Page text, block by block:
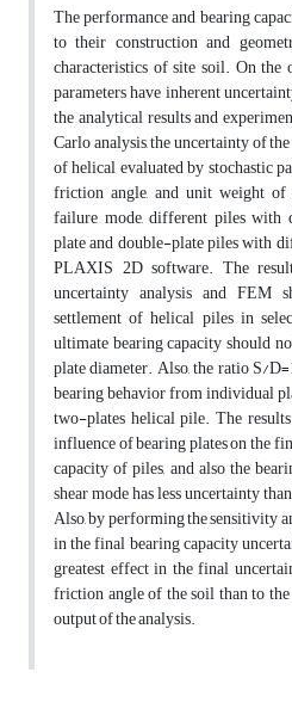
The performance and bearing
to their construction and
characteristics of site soil. On the
parameters have inherent
the analytical results and
Carlo analysis, the uncertainty of
of helical evaluated by stochastic
friction angle, and unit weight
failure mode, different piles with
plate and double-plate piles with
PLAXIS 2D software. The
uncertainty analysis and FEM
settlement of helical piles in
ultimate bearing capacity should
plate diameter. Also, the ratio S/
bearing behavior from individual
two-plates helical pile. The
influence of bearing plates on the
capacity of piles, and also the
shear mode has less uncertainty
Also, by performing the sensitivity
in the final bearing capacity
greatest effect in the final
friction angle of the soil than to
output of the analysis.